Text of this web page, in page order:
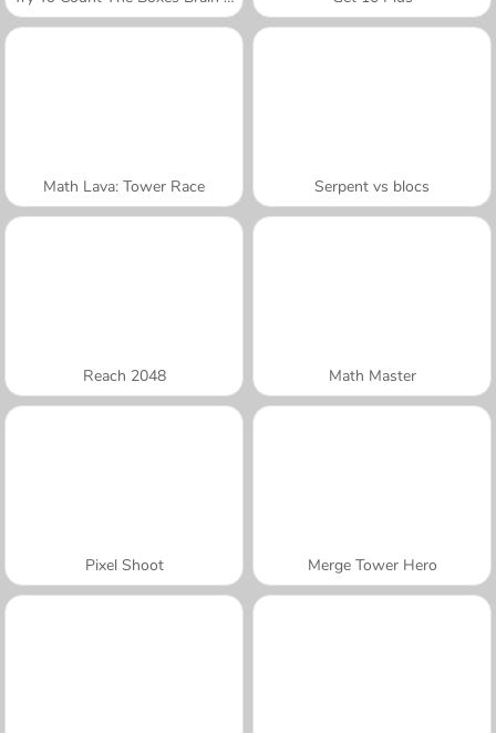
Math Lava: Tower Race Serpent vs blocs
Reach 2048 Math Master
Pixel Shoot Merge Tower Hero